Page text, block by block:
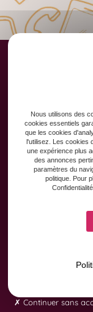
Nous utilisons des
cookies essentiels
que les cookies
l'utilisez. Les cookies
une expérience plus
des annonces
paramètres du
politique. Pour
Continuer sans